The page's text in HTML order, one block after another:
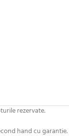
rezervate.
hand cu garantie.